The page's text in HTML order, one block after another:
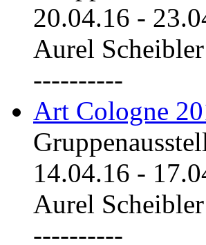
20.04.16 -
Aurel
----------
Art Cologne
14.04.16 -
Aurel
----------